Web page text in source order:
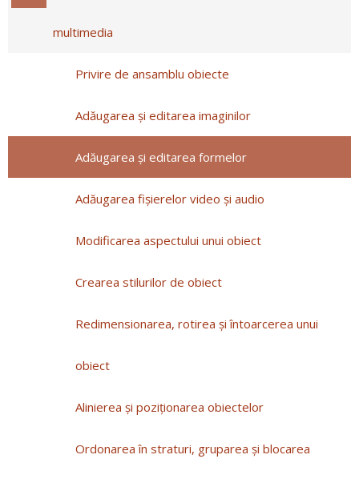
multimedia
Privire de ansamblu obiecte
Adăugarea și editarea imaginilor
Adăugarea și editarea formelor
Adăugarea fișierelor video și audio
Modificarea aspectului unui obiect
Crearea stilurilor de obiect
Redimensionarea, rotirea și întoarcerea unui
obiect
Alinierea și poziționarea obiectelor
Ordonarea în straturi, gruparea și blocarea